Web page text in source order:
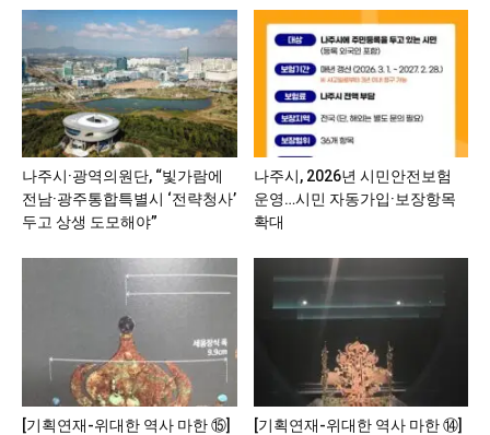
나주시·광역의원단, “빛가람에
전남·광주통합특별시 ‘전략청사’
두고 상생 도모해야”
나주시, 2026년 시민안전보험
운영…시민 자동가입·보장항목
확대
[기획연재-위대한 역사 마한 ⑮]
[기획연재-위대한 역사 마한 ⑭]